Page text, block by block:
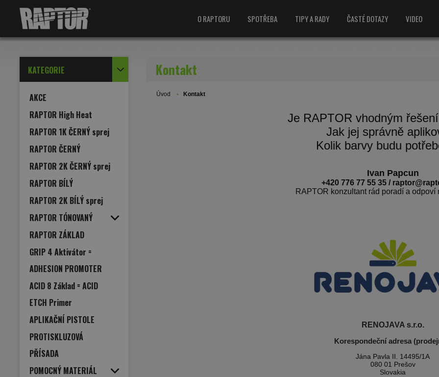
O RAPTORU SPOTŘEBA TIPY A RADY ČASTÉ DOTAZY VIDEO
KATEGORIE
AKCE
RAPTOR High Heat
RAPTOR 1K ČERNÝ sprej
RAPTOR ČERNÝ
RAPTOR 2K ČERNÝ sprej
RAPTOR BÍLÝ
RAPTOR 2K BÍLÝ sprej
RAPTOR TÓNOVANÝ
RAPTOR ZÁKLAD
GRIP 4 Aktivátor =
ADHESION PROMOTER
ACID 8 Základ = ACID
ETCH Primer
APLIKAČNÍ PISTOLE
PROTISKLUZOVÁ
PŘÍSADA
POMOCNÝ MATERIÁL
Kontakt
Úvod Kontakt
Je RAPTOR vhodným
Jak jej správně
Kolik barvy budu
Ivan Papcun
+420 776 77 55 35 /
RAPTOR konzultant rád poradí a odpoví
RENOJAVA s.r.o.
Korespondeční adresa
Jána Pavla II. 14495/1A
080 01 Prešov
Slovakia